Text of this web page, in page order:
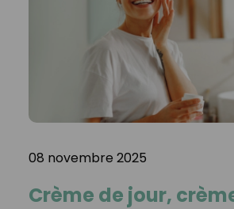
08 novembre 2025
Crème de jour,